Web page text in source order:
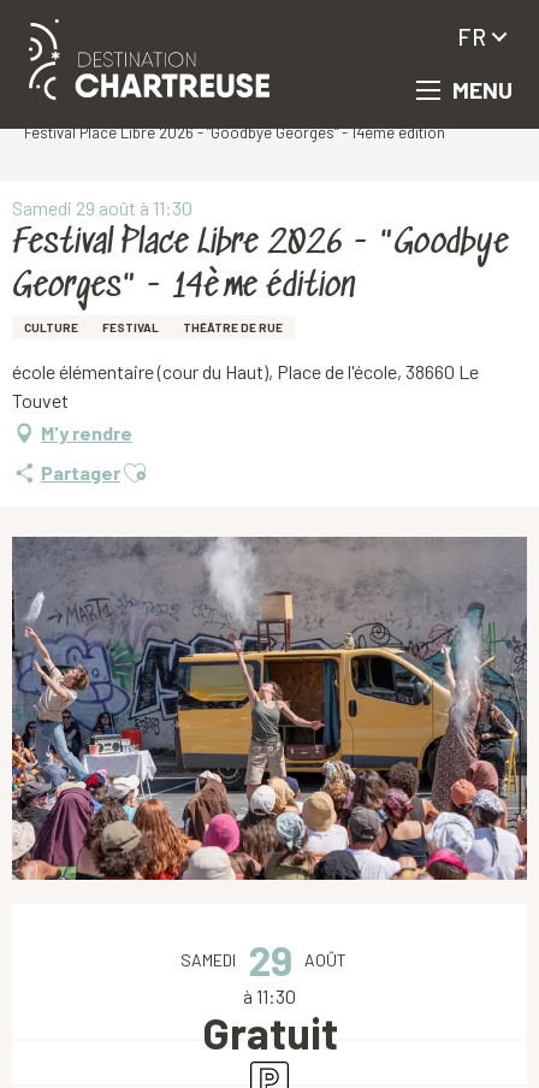
Aller
MENU
FR
Festival Place Libre 2026 - "Goodbye Georges" - 14ème édition
Samedi 29 août à 11:30
Festival Place Libre 2026 - "Goodbye
Georges" - 14ème édition
CULTURE FESTIVAL THÉÂTRE DE RUE
école élémentaire (cour du Haut), Place de l'école, 38660 Le
Touvet
M'y rendre
PartagerAjouter aux favoris
SAMEDI 29 AOÛT
à 11:30
Gratuit
Parking